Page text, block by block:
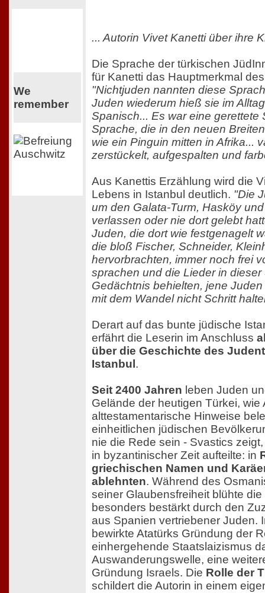
We
remember
... Autorin Vivet Kanetti über ihre
Die Sprache der türkischen
für Kanetti das Hauptmerkmal
"Nichtjuden nannten diese
Juden wiederum hieß sie im
Spanisch... Es war eine gerettete
Sprache, die in den neuen
wie ein Pinguin mitten in Afrika...
zerstückelt, aufgespalten und
Aus Kanettis Erzählung wird die
Lebens in Istanbul deutlich. "Die
um den Galata-Turm, Hasköy
verlassen oder nie dort gelebt
Juden, die dort wie festgenagelt
die bloß Fischer, Schneider,
hervorbrachten, immer noch frei
sprachen und die Lieder in dieser
Gedächtnis behielten, jene Juden
mit dem Wandel nicht Schritt
Derart auf das bunte jüdische
erfährt die Leserin im Anschluss
über die Geschichte des
Istanbul .
Seit 2400 Jahren leben Juden
Gelände der heutigen Türkei,
alttestamentarische Hinweise
einheitlichen jüdischen
nie die Rede sein - Svastics
in byzantinischer Zeit aufteilte: in
griechischen Namen und
ablehnten. Während des
seiner Glaubensfreiheit blühte
besonders bestärkt durch den
aus Spanien vertriebener Juden.
bewirkte Atatürks Gründung der
einhergehende Staatslaizismus
Auswanderungswelle, eine
Gründung Israels. Die Rolle der
schildert die Autorin in einem